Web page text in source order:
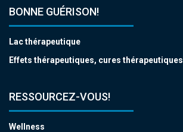
BONNE GUÉRISON!
Lac thérapeutique
Effets thérapeutiques, cures thérapeutiques
RESSOURCEZ-VOUS!
Wellness